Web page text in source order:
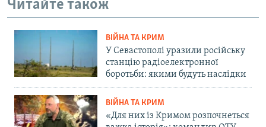
Читайте також
ВІЙНА ТА КРИМ
У Севастополі уразили російську
станцію радіоелектронної
боротьби: якими будуть наслідки
ВІЙНА ТА КРИМ
«Для них із Кримом розпочнеться